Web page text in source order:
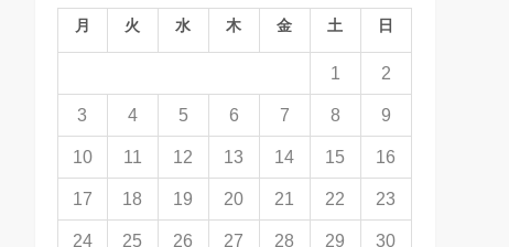
月 火 水 木 金 土 日
1 2
3 4 5 6 7 8 9
10 11 12 13 14 15 16
17 18 19 20 21 22 23
24 25 26 27 28 29 30